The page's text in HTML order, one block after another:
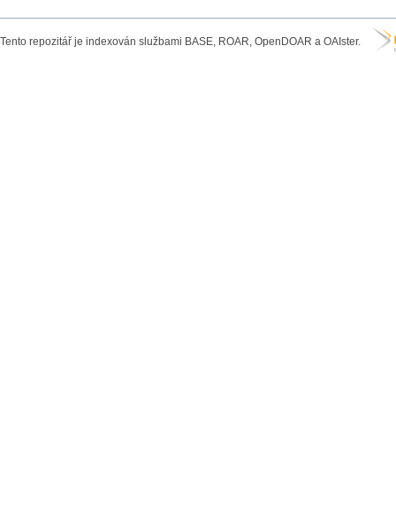
Tento repozitář je indexován službami BASE, ROAR, OpenDOAR a OAIster.